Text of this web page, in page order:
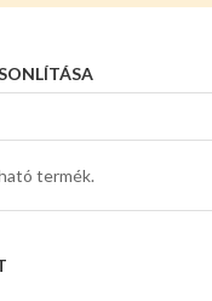
termék.